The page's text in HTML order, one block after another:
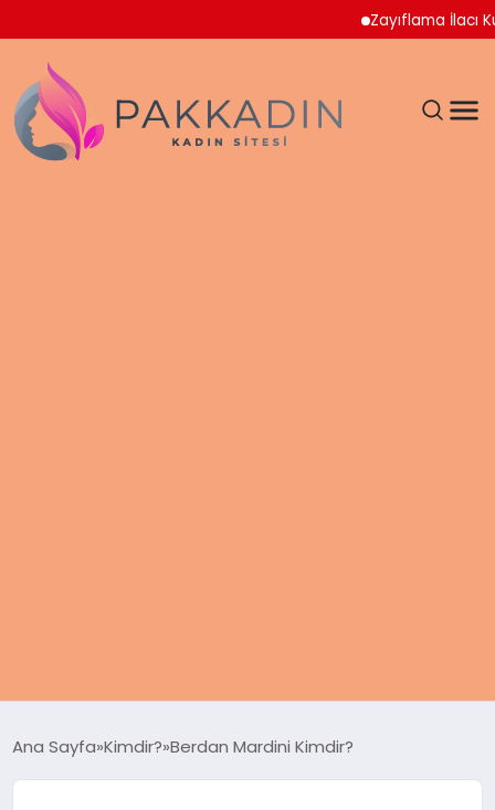
Zayıflama İlacı
KADIN
Ana Sayfa Kimdir? Berdan Mardini Kimdir?